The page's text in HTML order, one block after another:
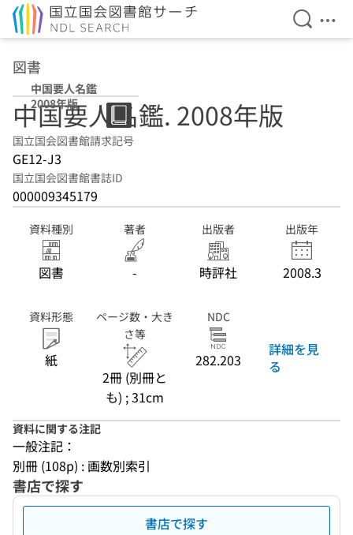
検索を
メ
図書
中国要人名鑑
2008年版
中国要人名鑑. 2008年版
国立国会図書館請求記号
GE12-J3
国立国会図書館書誌ID
000009345179
資料種別
図書
著者
-
出版者
時評社
出版年
2008.3
資料形態
紙
ページ数・大き
さ等
2冊 (別冊と
も) ; 31cm
NDC
282.203
詳細を見
る
資料に関する注記
一般注記：
別冊 (108p) : 画数別索引
書店で探す
書店で探す